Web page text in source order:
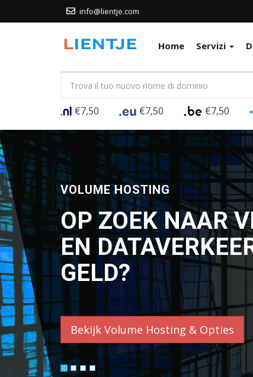
info@lientje.com
Home Servizi
€7,50 €7,50 €7,50
WORDPRESS HOSTING
SNELLE EN
SPECIAL
WORDPRESS.
Bekijk Wordpress Hosting & Opties